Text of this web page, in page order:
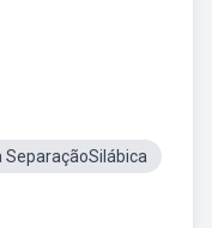
SeparaçãoSilábica